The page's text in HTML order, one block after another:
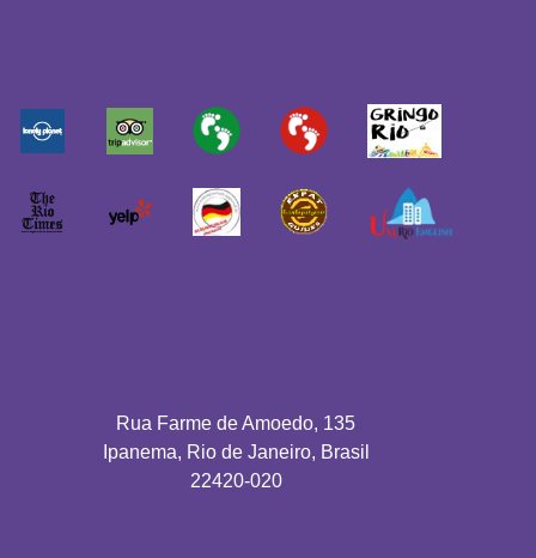
Rua Farme de Amoedo, 135
Ipanema, Rio de Janeiro, Brasil
22420-020